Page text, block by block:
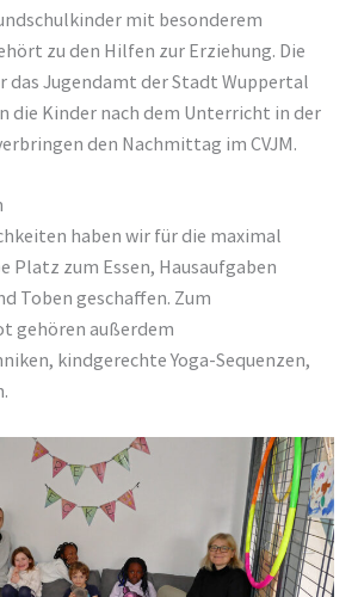
mit besonderem
zu den Hilfen zur Erziehung. Die
das Jugendamt der Stadt Wuppertal
die Kinder nach dem Unterricht in der
den Nachmittag im CVJM.
haben wir für die maximal
Platz zum Essen, Hausaufgaben
Toben geschaffen. Zum
gehören außerdem
kindgerechte Yoga-Sequenzen,